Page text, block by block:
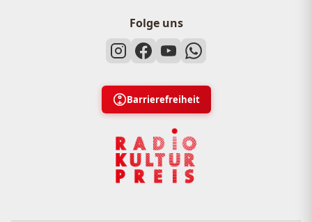
Folge uns
Barrierefreiheit